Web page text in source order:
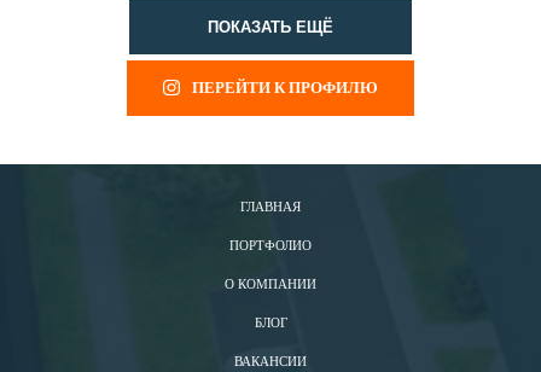
ПОКАЗАТЬ ЕЩЁ
ПЕРЕЙТИ К ПРОФИЛЮ
ГЛАВНАЯ
ПОРТФОЛИО
О КОМПАНИИ
БЛОГ
ВАКАНСИИ